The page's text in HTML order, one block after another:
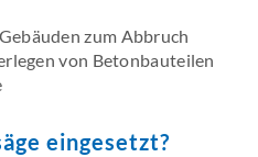
zum Abbruch
von Betonbauteilen
eingesetzt?